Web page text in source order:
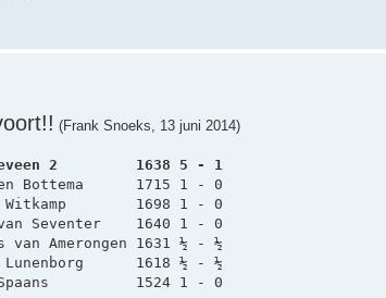
(Frank Snoeks, 13 juni 2014)
2         1638 5 - 1
Bottema      1715 1 - 0
Witkamp        1698 1 - 0
Seventer    1640 1 - 0
Amerongen 1631 ½ - ½
Lunenborg      1618 ½ - ½
1524 1 - 0